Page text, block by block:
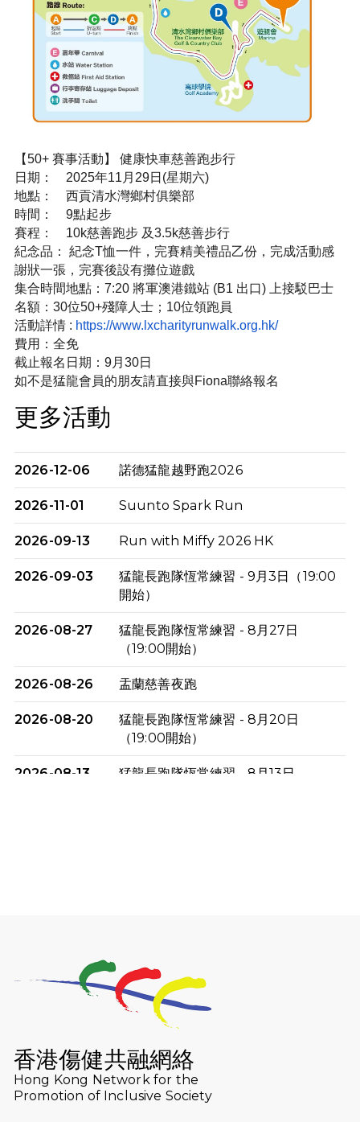
【50+ 賽事活動】 健康快車慈善跑步行
日期： 2025年11月29日(星期六)
地點： 西貢清水灣鄉村俱樂部
時間： 9點起步
賽程： 10k慈善跑步 及3.5k慈善步行
紀念品： 紀念T恤一件，完賽精美禮品乙份，完成活動感
謝狀一張， 完賽後設有攤位遊戲
集合時間地點：7:20 將軍澳港鐵站 (B1 出口) 上接駁巴士
名額：30位50+殘障人士；10位領跑員
活動詳情 : https://www. lxcharityrunwalk.org.hk/
費用：全免
截止報名日期：9月30日
如不是猛龍會員的朋友請直接與Fiona聯絡報名
更多活動
2026-12-06 諾德猛龍越野跑2026
2026-11-01 Suunto Spark Run
2026-09-13 Run with Miffy 2026 HK
2026-09-03
猛龍長跑隊恆常練習 - 9月3日（19:00
開始）
2026-08-27
猛龍長跑隊恆常練習 - 8月27日
（19:00開始）
2026-08-26 盂蘭慈善夜跑
2026-08-20
猛龍長跑隊恆常練習 - 8月20日
（19:00開始）
2026-08-13
猛龍長跑隊恆常練習 - 8月13日
2026-07-23
猛龍長跑隊恆常練習 - 7月23日
（19:00開始）
猛龍長跑隊恆常練習 - 7月16日
2026-07-10
【猛龍戈壁118公里分享暨香港傷健共
融網絡15周年晚宴】
香港傷健共融網絡
Hong Kong Network for the
Promotion of Inclusive Society